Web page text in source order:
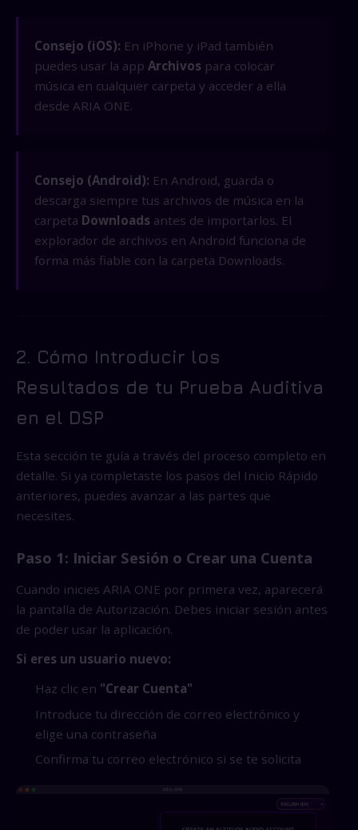
Consejo (iOS): En iPhone y iPad también
puedes usar la app Archivos para colocar
música en cualquier carpeta y acceder a ella
desde ARIA ONE.
Consejo (Android): En Android, guarda o
descarga siempre tus archivos de música en la
carpeta Downloads antes de importarlos. El
explorador de archivos en Android funciona de
forma más fiable con la carpeta Downloads.
2. Cómo Introducir los
Resultados de tu Prueba Auditiva
en el DSP
Esta sección te guía a través del proceso completo en
detalle. Si ya completaste los pasos del Inicio Rápido
anteriores, puedes avanzar a las partes que
necesites.
Paso 1: Iniciar Sesión o Crear una Cuenta
Cuando inicies ARIA ONE por primera vez, aparecerá
la pantalla de Autorización. Debes iniciar sesión antes
de poder usar la aplicación.
Si eres un usuario nuevo:
Haz clic en "Crear Cuenta"
Introduce tu dirección de correo electrónico y
elige una contraseña
Confirma tu correo electrónico si se te solicita